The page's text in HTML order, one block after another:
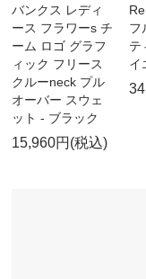
バンクス レディ
ース フラワーs チ
ーム ロゴ グラフ
ィック フリース
クルーneck プル
オーバー スウェ
ット - ブラック
15,960円(税込)
フ
テ
イ